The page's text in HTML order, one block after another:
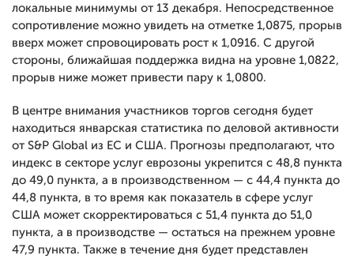
локальные минимумы от 13 декабря. Непосредственное
сопротивление можно увидеть на отметке 1,0875, прорыв
вверх может спровоцировать рост к 1,0916. С другой
стороны, ближайшая поддержка видна на уровне 1,0822,
прорыв ниже может привести пару к 1,0800.
В центре внимания участников торгов сегодня будет
находиться январская статистика по деловой активности
от S&P Global из ЕС и США. Прогнозы предполагают, что
индекс в секторе услуг еврозоны укрепится с 48,8 пункта
до 49,0 пункта, а в производственном — с 44,4 пункта до
44,8 пункта, в то время как показатель в сфере услуг
США может скорректироваться с 51,4 пункта до 51,0
пункта, а в производстве — остаться на прежнем уровне
47,9 пункта. Также в течение дня будет представлен